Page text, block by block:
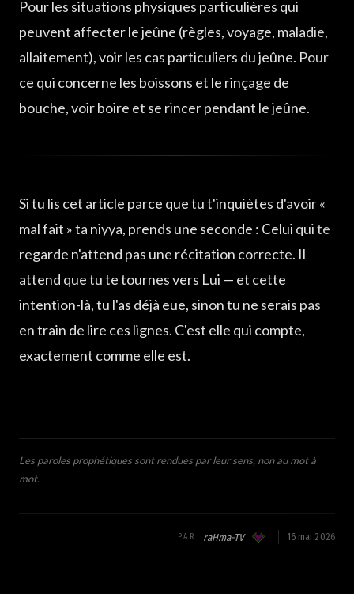
Pour les situations physiques particulières qui
peuvent affecter le jeûne (règles, voyage, maladie,
allaitement), voirles cas particuliers du jeûne. Pour
ce qui concerne les boissons et le rinçage de
bouche, voir boire et se rincer pendant le jeûne.
Si tu lis cet article parce que tu t'inquiètes d'avoir «
mal fait » ta niyya, prends une seconde : Celui qui te
regarde n'attend pas une récitation correcte. Il
attend que tu te tournes vers Lui — et cette
intention-là, tu l'as déjà eue, sinon tu ne serais pas
en train de lire ces lignes. C'est elle qui compte,
exactement comme elle est.
Les paroles prophétiques sont rendues par leur sens, non au mot à
mot.
PAR raHma-TV 16 mai 2026